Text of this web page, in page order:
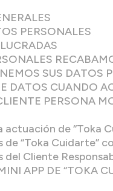
PERSONALES
SUS DATOS
DATOS CUANDO
PERSONA
actuación de “Toka
de “Toka Cuidarte”
del Cliente
APP DE “TOKA